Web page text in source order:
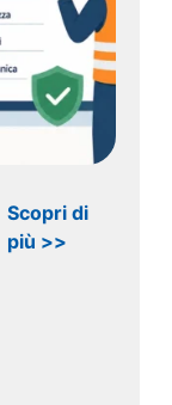
Scopri di
più >>